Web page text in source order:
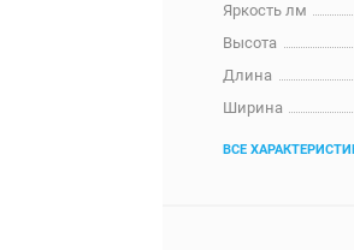
Яркость лм
Высота
Длина
Ширина
ВСЕ